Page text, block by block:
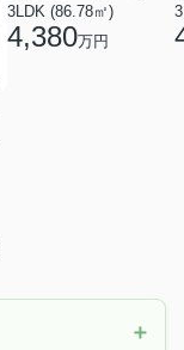
3LDK (86.78㎡)
4,380万円